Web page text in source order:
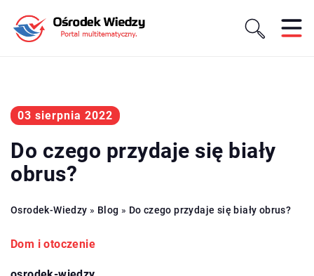
03 sierpnia 2022
Do czego przydaje się biały
obrus?
Osrodek-Wiedzy » Blog » Do czego przydaje się biały obrus?
Dom i otoczenie